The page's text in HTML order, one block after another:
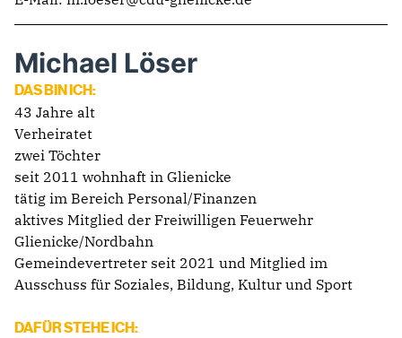
Michael Löser
DAS BIN ICH:
43 Jahre alt
Verheiratet
zwei Töchter
seit 2011 wohnhaft in Glienicke
tätig im Bereich Personal/Finanzen
aktives Mitglied der Freiwilligen Feuerwehr
Glienicke/Nordbahn
Gemeindevertreter seit 2021 und Mitglied im
Ausschuss für Soziales, Bildung, Kultur und Sport
DAFÜR STEHE ICH: